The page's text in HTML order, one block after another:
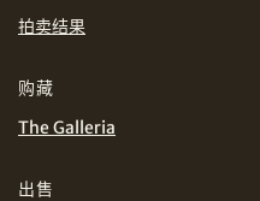
拍卖结果
购藏
The Galleria
出售